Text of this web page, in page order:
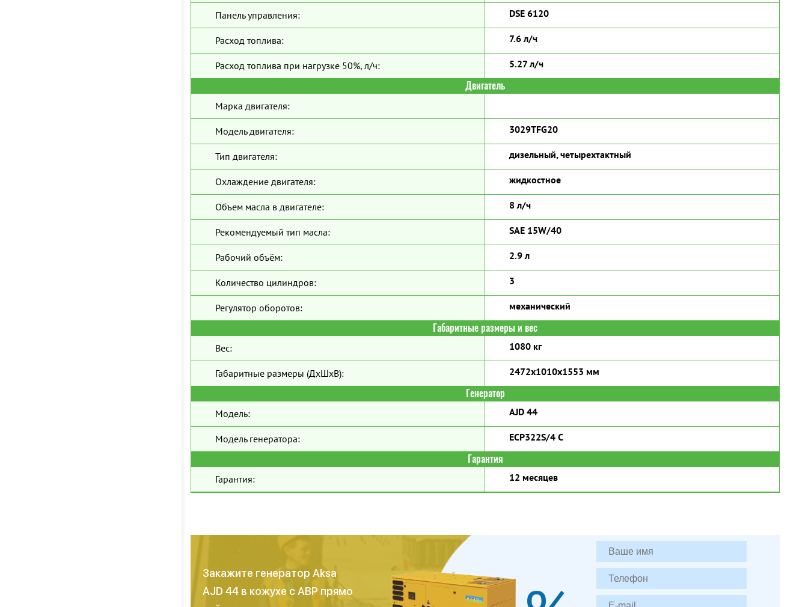
Панель управления: DSE 6120
Расход топлива: 7.6 л/ч
Расход топлива при нагрузке 50%, л/ч: 5.27 л/ч
Двигатель
Марка двигателя:
Модель двигателя: 3029TFG20
Тип двигателя: дизельный, четырехтактный
Охлаждение двигателя: жидкостное
Объем масла в двигателе: 8 л/ч
Рекомендуемый тип масла: SAE 15W/40
Рабочий объём: 2.9 л
Количество цилиндров: 3
Регулятор оборотов: механический
Габаритные размеры и вес
Вес: 1080 кг
Габаритные размеры (ДхШхВ): 2472x1010x1553 мм
Генератор
Модель: AJD 44
Модель генератора: ECP322S/4 C
Гарантия
Гарантия: 12 месяцев
Закажите генератор Aksa
AJD 44 в кожухе с АВР прямо